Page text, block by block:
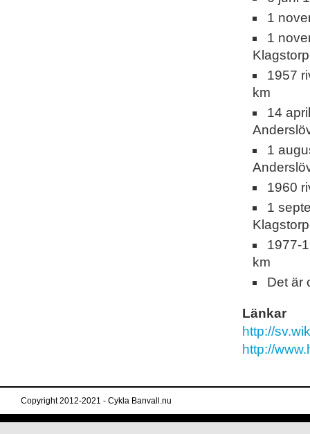
1
1
1957
km
14
1
1960
1
1977-
km
Det är
Länkar
http://
http://
Copyright 2012-2021 - Cykla Banvall.nu